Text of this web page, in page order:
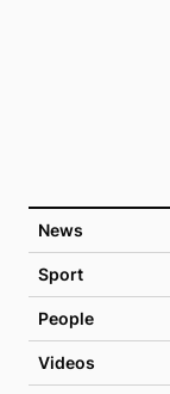
News
Sport
People
Videos